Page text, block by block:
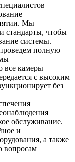
Мы
стандарты, чтобы
системы.
полную
все камеры
с высоким
без
обслуживание.
и
а также
вопросам